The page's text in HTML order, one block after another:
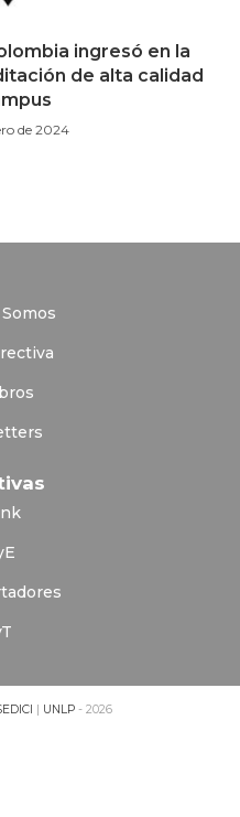
ingresó en la
de alta calidad
de 2024
| UNLP - 2026